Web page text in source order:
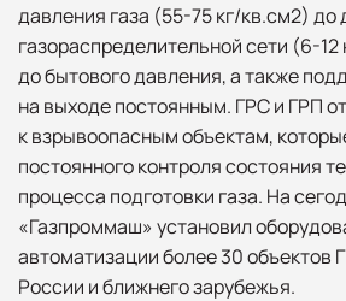
давления газа (55-75 кг/кв.см2) до
газораспределительной сети (6-
до бытового давления, а также
на выходе постоянным. ГРС и ГРП
к взрывоопасным объектам,
постоянного контроля состояния
процесса подготовки газа. На
«Газпроммаш» установил
автоматизации более 30 объектов
России и ближнего зарубежья.